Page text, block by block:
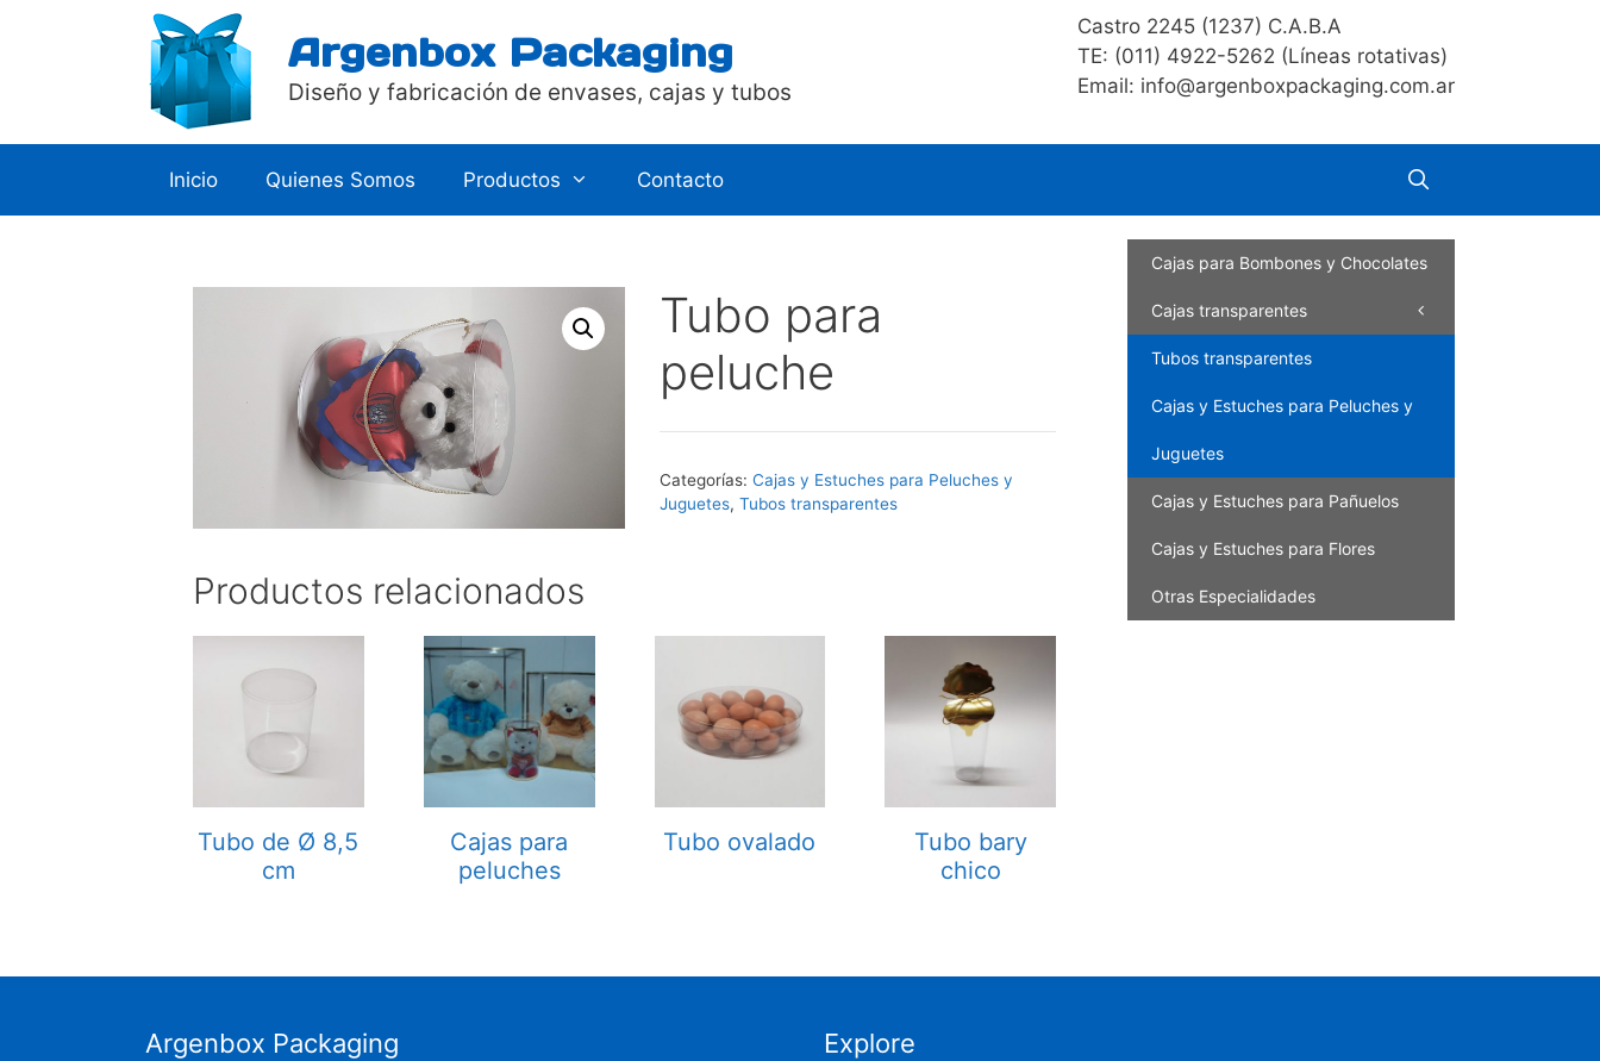
Castro 2245 (1237) C.A.B.A
TE: (011) 4922-5262 (Líneas rotativas)
Email: info@argenboxpackaging.com.ar
Argenbox Packaging
Diseño y fabricación de envases, cajas y tubos
Inicio Quienes Somos Productos Contacto
Tubo para
peluche
Categorías: Cajas y Estuches para Peluches y
Juguetes, Tubos transparentes
Productos relacionados
Tubo de Ø 8,5
cm
Cajas para
peluches
Tubo ovalado
Tubo bary
chico
Cajas para Bombones y Chocolates
Cajas transparentes
Tubos transparentes
Cajas y Estuches para Peluches y
Juguetes
Cajas y Estuches para Pañuelos
Cajas y Estuches para Flores
Otras Especialidades
Argenbox Packaging Explore